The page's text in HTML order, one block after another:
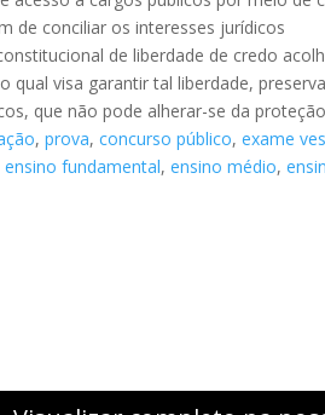
de conciliar os interesses jurídicos
de liberdade de credo
visa garantir tal liberdade,
que não pode alherar-se da
,prova,concurso público,exame
ensino fundamental,ensino médio,